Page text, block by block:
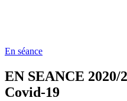
En séance
EN SEANCE 2020/
Covid-19